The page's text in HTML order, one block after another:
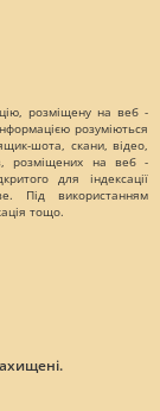
розміщену на веб -
розуміються
шота, скани, відео,
розміщених на веб -
для індексації
Під використанням
тощо.